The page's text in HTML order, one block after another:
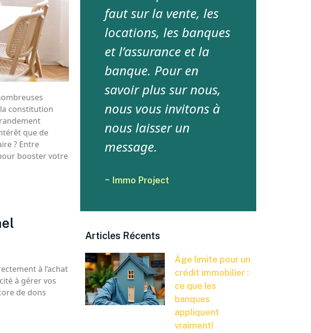
constitution
que de
? Entre
booster votre
à l’achat
à gérer vos
de dons
faut sur la vente, les
locations, les banques
et l’assurance et la
banque. Pour en
savoir plus sur nous,
nous vous invitons à
nous laisser un
message.
~ Immo Project
Articles Récents
Âge limite pour un
crédit immobilier :
ce que les
banques
appliquent
vraiment!